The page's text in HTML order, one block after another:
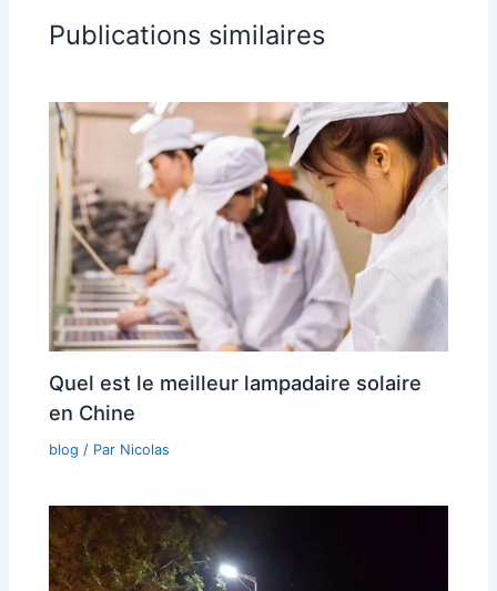
Publications similaires
Quel est le meilleur lampadaire solaire
en Chine
blog / Par Nicolas